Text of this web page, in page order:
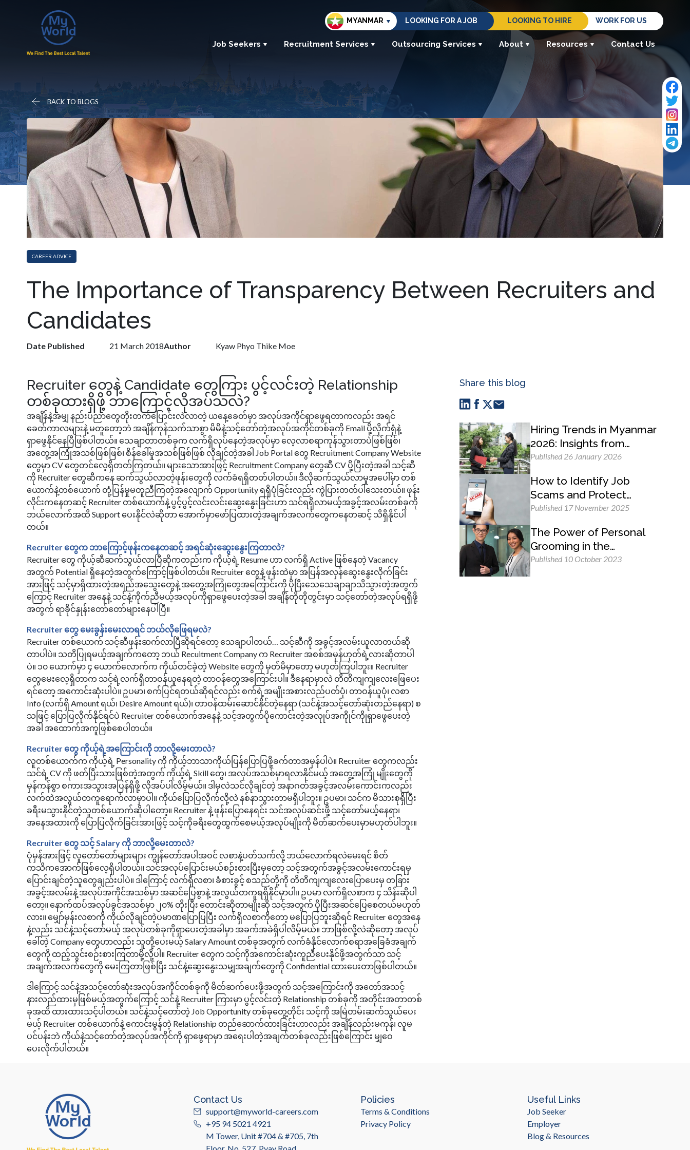
MYANMAR LOOKING FOR A JOB LOOKING TO HIRE WORK FOR US
Job Seekers Recruitment Services Outsourcing Services About Resources Contact Us
BACK TO BLOGS
CAREER ADVICE
The Importance of Transparency Between Recruiters and
Candidates
Date Published 21 March 2018Author Kyaw Phyo Thike Moe
Recruiter တွေနဲ့ Candidate တွေကြား ပွင့်လင်းတဲ့ Relationship
တစ်ခုထားရှိဖို့ ဘာကြောင့်လိုအပ်သလဲ?
အချိန်နဲ့အမျှ နည်းပညာတွေတိုးတက်ပြောင်းလဲလာတဲ့ ယနေ့ခေတ်မှာ အလုပ်အကိုင်ရှာဖွေရတာကလည်း အရင်
ခေတ်ကာလများနဲ့ မတူတော့ဘဲ အချိန်ကုန်သက်သာစွာ မိမိနဲ့သင့်တော်တဲ့အလုပ်အကိုင်တစ်ခုကို Email ပို့လိုက်ရုံနဲ့
ရှာဖွေနိုင်နေပြီဖြစ်ပါတယ်။ သေချာတာတစ်ခုက လက်ရှိလုပ်နေတဲ့အလုပ်မှာ လေ့လာစရာကုန်သွားတာပဲဖြစ်ဖြစ်၊
အတွေ့အကြုံအသစ်ဖြစ်ဖြစ်၊ စိန်ခေါ်မှုအသစ်ဖြစ်ဖြစ် လိုချင်တဲ့အခါ Job Portal တွေ Recruitment Company Website
တွေမှာ CV တွေတင်လေ့ရှိတတ်ကြတယ်။ များသောအားဖြင့် Recruitment Company တွေဆီ CV ပို့ပြီးတဲ့အခါ သင့်ဆီ
ကို Recruiter တွေဆီကနေ ဆက်သွယ်လာတဲ့ဖုန်းတွေကို လက်ခံရရှိတတ်ပါတယ်။ ဒီလိုဆက်သွယ်လာမှုအပေါ်မှာ တစ်
ယောက်နဲ့တစ်ယောက် တုံ့ပြန်မှုမတူညီကြတဲ့အလျောက် Opportunity ရရှိပုံခြင်းလည်း ကွဲပြားတတ်ပါသေးတယ်။ ဖုန်း
လိုင်းကနေတဆင့် Recruiter တစ်ယောက်နဲ့ ပွင့်ပွင့်လင်းလင်းဆွေးနွေးခြင်းဟာ သင်ရရှိလာမယ့်အခွင့်အလမ်းတစ်ခုကို
ဘယ်လောက်အထိ Support ပေးနိုင်လဲဆိုတာ အောက်မှာဖော်ပြထားတဲ့အချက်အလက်တွေကနေတဆင့် သိရှိနိုင်ပါ
တယ်။
Recruiter တွေက ဘာကြောင့်ဖုန်းကနေတဆင့် အရင်ဆုံးဆွေးနွေးကြတာလဲ?
Recruiter တွေ ကိုယ့်ဆီဆက်သွယ်လာပြီဆိုကတည်းက ကိုယ့်ရဲ့ Resume ဟာ လက်ရှိ Active ဖြစ်နေတဲ့ Vacancy
အတွက် Potential ရှိနေတဲ့အတွက်ကြောင့်ဖြစ်ပါတယ်။ Recruiter တွေနဲ့ ဖုန်းထဲမှာ အပြန်အလှန်ဆွေးနွေးလိုက်ခြင်း
အားဖြင့် သင့်မှာရှိထားတဲ့အရည်အသွေးတွေနဲ့ အတွေ့အကြုံတွေအကြောင်းကို ပိုပြီးသေသေချာချာသိသွားတဲ့အတွက်
ကြောင့် Recruiter အနေနဲ့ သင်နဲ့ကိုက်ညီမယ့်အလုပ်ကိုရှာဖွေပေးတဲ့အခါ အချိန်တိုတိုတွင်းမှာ သင့်တော်တဲ့အလုပ်ရရှိဖို့
အတွက် ရာခိုင်နှုန်းတော်တော်များနေပါပြီ။
Recruiter တွေ မေးခွန်းမေးလာရင် ဘယ်လိုဖြေရမလဲ?
Recruiter တစ်ယောက် သင့်ဆီဖုန်းဆက်လာပြီဆိုရင်တော့ သေချာပါတယ်… သင့်ဆီကို အခွင့်အလမ်းယူလာတယ်ဆို
တာပါပဲ။ သတိပြုရမယ့်အချက်ကတော့ ဘယ် Recuitment Company က Recruiter အစစ်အမှန်ဟုတ်ရဲ့လားဆိုတာပါ
ပဲ။ ၁၀ ယောက်မှာ ၄ ယောက်လောက်က ကိုယ်တင်ခဲ့တဲ့ Website တွေကို မှတ်မိမှာတော့ မဟုတ်ကြပါဘူး။ Recruiter
တွေမေးလေ့ရှိတာက သင့်ရဲ့လက်ရှိတာဝန်ယူနေရတဲ့ တာဝန်တွေအကြောင်းပါ။ ဒီနေရာမှာလဲ တိတိကျကျလေးဖြေပေး
ရင်တော့ အကောင်းဆုံးပါပဲ။ ဥပမာ၊ စက်ပြင်ရတယ်ဆိုရင်လည်း စက်ရဲ့အမျိုးအစားလည်ပတ်ပုံ၊ တာဝန်ယူပုံ၊ လစာ
Info (လက်ရှိ Amount ရယ်၊ Desire Amount ရယ်)၊ တာဝန်ထမ်းဆောင်နိုင်တဲ့နေရာ (သင်နဲ့အသင့်တော်ဆုံးတည်နေရာ) စ
သဖြင့် ပြောပြလိုက်နိုင်ရင်ပဲ Recruiter တစ်ယောက်အနေနဲ့ သင့်အတွက်ပိုကောင်းတဲ့အလုုပ်အကိုုင်ကိုုရှာဖွေပေးတဲ့
အခါ အထောက်အကူဖြစ်စေပါတယ်။
Recruiter တွေ ကိုယ့်ရဲ့အကြောင်းကို ဘာလို့မေးတာလဲ?
လူတစ်ယောက်က ကိုယ့်ရဲ့ Personality ကို ကိုယ့်ဘာသာကိုယ်ပြန်ပြောပြဖို့ခက်တာအမှန်ပါပဲ။ Recruiter တွေကလည်း
သင်ရဲ့ CV ကို ဖတ်ပြီးသားဖြစ်တဲ့အတွက် ကိုယ့်ရဲ့ Skill တွေ၊ အလုပ်အသစ်မှာရလာနိုင်မယ့် အတွေ့အကြုံ မျိုးတွေကို
မှန်ကန်စွာ စကားအသွားအပြန်ရှိဖို့ လိုအပ်ပါလိမ့်မယ်။ ဒါမှလဲသင်လိုချင်တဲ့ အနာဂတ်အခွင့်အလမ်းကောင်းကလည်း
လက်ထဲအလွယ်တကူရောက်လာမှာပါ။ ကိုယ်ပြောပြလိုက်လို့လဲ နစ်နာသွားတာမရှိပါဘူး။ ဥပမာ၊ သင်က မိသားစုရှိပြီး
ခရီးမသွားနိုင်တဲ့သူတစ်ယောက်ဆိုပါတော့။ Recruiter နဲ့ ဖုန်းပြောနေရင်း သင်အလုပ်ဆင်းဖို့ သင့်တော်မယ့်နေရာ၊
အနေအထားကို ပြောပြလိုက်ခြင်းအားဖြင့် သင့်ကိုခရီးတွေထွက်စေမယ့်အလုပ်မျိုးကို မိတ်ဆက်ပေးမှာမဟုတ်ပါဘူး။
Recruiter တွေ သင့် Salary ကို ဘာလို့မေးတာလဲ?
ပုံမှန်အားဖြင့် လူတော်တော်များများ ကျွန်တော်အပါအဝင် လစာနဲ့ပတ်သက်လို့ ဘယ်လောက်ရလဲမေးရင် စိတ်
ကသိကအောက်ဖြစ်လေ့ရှိပါတယ်။ သင်အလုပ်ပြောင်းမယ်စဉ်းစားပြီးမှတော့ သင့်အတွက်အခွင့်အလမ်းကောင်းရမှ
ပြောင်းချင်တဲ့သူတွေချည်းပါပဲ။ ဒါကြောင့် လက်ရှိလစာ၊ ခံစားခွင့် စသည်တို့ကို တိတိကျကျလေးပြောပေးမှ တခြား
အခွင့်အလမ်းနဲ့ အလုပ်အကိုင်အသစ်မှာ အဆင်ပြေစွာနဲ့ အလွယ်တကူရရှိနိုင်မှာပါ။ ဥပမာ လက်ရှိလစာက ၄ သိန်းဆိုပါ
တော့။ နောက်ထပ်အလုပ်ခွင်အသစ်မှာ ၂၀% တိုးပြီး တောင်းဆိုတာမျိုးဆို သင့်အတွက် ပိုပြီးအဆင်ပြေစေတယ်မဟုတ်
လား။ မျှော်မှန်းလစာကို ကိုယ်လိုချင်တဲ့ပမာဏပြောပြပြီး လက်ရှိလစာကိုတော့ မပြောပြဘူးဆိုရင် Recruiter တွေအနေ
နဲ့လည်း သင်နဲ့သင့်တော်မယ့် အလုပ်တစ်ခုကိုရှာပေးတဲ့အခါမှာ အခက်အခဲရှိပါလိမ့်မယ်။ ဘာဖြစ်လို့လဲဆိုတော့ အလုပ်
ခေါ်တဲ့ Company တွေဟာလည်း သူတို့ပေးမယ့် Salary Amount တစ်ခုအတွက် လက်ခံနိုင်လောက်စရာအခြေခံအချက်
တွေကို ထည့်သွင်းစဉ်းစားကြတာမို့လို့ပါ။ Recruiter တွေက သင့်ကိုအကောင်းဆုံးကူညီပေးနိုင်ဖို့အတွက်သာ သင့်
အချက်အလက်တွေကို မေးကြတာဖြစ်ပြီး သင်နဲ့ဆွေးနွေးသမျှအချက်တွေကို Confidential ထားပေးတာဖြစ်ပါတယ်။
ဒါကြောင့် သင်နဲ့အသင့်တော်ဆုံးအလုပ်အကိုင်တစ်ခုကို မိတ်ဆက်ပေးဖို့အတွက် သင့်အကြောင်းကို အတော်အသင့်
နားလည်ထားမှဖြစ်မယ့်အတွက်ကြောင့် သင်နဲ့ Recruiter ကြားမှာ ပွင့်လင်းတဲ့ Relationship တစ်ခုကို အတိုင်းအတာတစ်
ခုအထိ ထားထားသင့်ပါတယ်။ သင်နဲ့သင့်တော်တဲ့ Job Opportunity တစ်ခုတွေ့တိုင်း သင့်ကို အမြဲတမ်းဆက်သွယ်ပေး
မယ့် Recruiter တစ်ယောက်နဲ့ ကောင်းမွန်တဲ့ Relationship တည်ဆောက်ထားခြင်းဟာလည်း အချိန်လည်းမကုန်၊ လူမ
ပင်ပန်းဘဲ ကိုယ်နဲ့သင့်တော်တဲ့အလုပ်အကိုင်ကို ရှာဖွေရာမှာ အရေးပါတဲ့အချက်တစ်ခုလည်းဖြစ်ကြောင်း မျှဝေ
ပေးလိုက်ပါတယ်။
Share this blog
Hiring Trends in Myanmar
2026: Insights from
MyWorld Careers
Published 26 January 2026
How to Identify Job
Scams and Protect
Yourself
Published 17 November 2025
The Power of Personal
Grooming in the
Professional Workplace
Published 10 October 2023
Contact Us
support@myworld-careers.com
+95 94 5021 4921
M Tower, Unit #704 & #705, 7th
Policies
Terms & Conditions
Privacy Policy
Useful Links
Job Seeker
Employer
Blog & Resources